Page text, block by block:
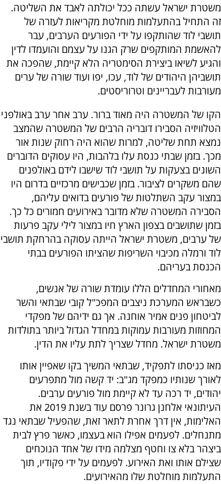
משטרת ישראל עשתה ככל יכולתה לאבד את השליטה.
זה התחיל בהתעלמות מוחלטת מקריאות לעזרה של
תושבי לוד שהותקפו על ידי הפורעים הערבים, עבר
להאשמת המותקפים שרק הגנו על עצמם והועמדו לדין
והגיע לשיאו ביצירת הסימטריה הלא קיימת, שהפכה את
תושביהן היהודים של לוד, עכו, יפו ועוד שורה של ערים
מעורבות לעבריינים וטרוריסטים.
הקו של המשטרה היה מאוד ברור. ערב אחר ערב באולפני
הטלוויזיה הסבירו דובריה הרבים של המשטרה שהמצב
נמצא תחת שליטה, למרות שהוא היה רחוק שנות אור
מכך. בזמן שבתי כנסת עלו בלהבות, היו עסוקים הדוברים
השונים בצעקות על תושבי לוד שישבו לידם באולפנים
שהם משקרים לציבור. בזמן שכבישים מרכזיים בדרום היו
במצור עקב השתלטות של פורעים בדואים עליהם,
הסבירה המשטרה שלא מדובר באירועים חמורים כל כך.
בזמן שתושבים בצפון הארץ חיו במצור לילי עקב פרעות
של ערבים, משטרת ישראל הייתה עסוקה בהרחקת תושבי
לוד ורמלה מכיבוי השריפות שהציתו הפורעים בבתי
הכנסת בעריהם.
מאחורי המחדלים הללו עומדת שורה של אנשים,
כשבראש המערכת ניצבים המפכ"ל קובי שבתאי והשר
לביטחון פנים אמיר אוחנה. אך גם ידיהם של מפקדי
המחוזות מעורבות עמוקות במחדל הגדול ביותר בתולדות
משטרת ישראל. מחדל שצריך לתת עליו את הדין.
מאז כניסתו לתפקיד, שבתאי המשיך בקו שאפיין אותו
לאורך שנותיו כמפקד מג"ב: יד קשה מול מתפרעים
יהודים, יד רכה עד לא קיימת מול פורעים ערבים.
העיתונאי אלחנן גרונר פרסם עוד בשנת 2019 את
האלימות, אין דרך אחרת לתאר זאת, שהפעיל שבתאי נגד
מתנחלים. לפעמים אפילו הוא בעצמו, כאשר פרץ לבית
ביצהר בלא צו וחטף מצלמה מידו של אחד הנוכחים
שצילם אותו ואת האירוע. לפעמים על ידי פקודיו, תוך
התעלמות מוחלטת שלו מהאירועים.